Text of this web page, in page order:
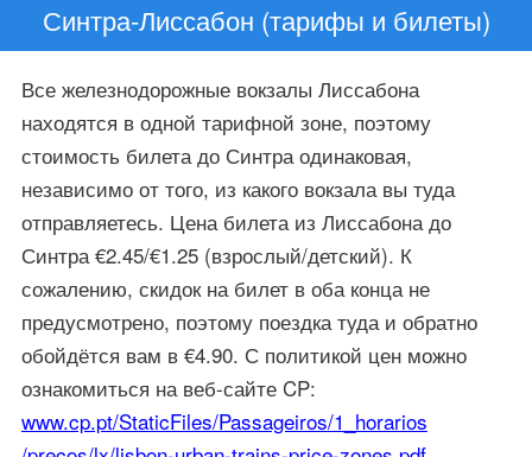
Синтра-Лиссабон (тарифы и билеты)
Все железнодорожные вокзалы Лиссабона
находятся в одной тарифной зоне, поэтому
стоимость билета до Синтра одинаковая,
независимо от того, из какого вокзала вы туда
отправляетесь. Цена билета из Лиссабона до
Синтра €2.45/€1.25 (взрослый/детский). К
сожалению, скидок на билет в оба конца не
предусмотрено, поэтому поездка туда и обратно
обойдётся вам в €4.90. С политикой цен можно
ознакомиться на веб-сайте CP:
www.cp.pt/StaticFiles/Passageiros/1_horarios